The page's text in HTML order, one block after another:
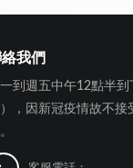
我們
到週五中午12點半
，因新冠疫情故不接